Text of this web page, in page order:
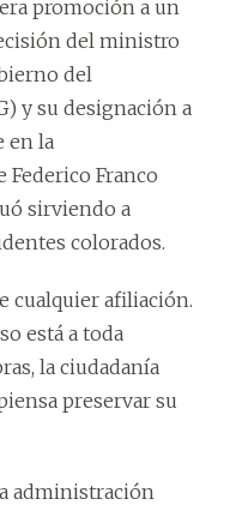
promoción a un
del ministro
del
y su designación a
en la
Franco
sirviendo a
colorados.
cualquier afiliación.
está a toda
la ciudadanía
preservar su
administración